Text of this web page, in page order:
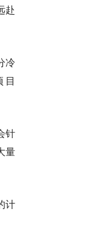
赴
冷
针
量
计